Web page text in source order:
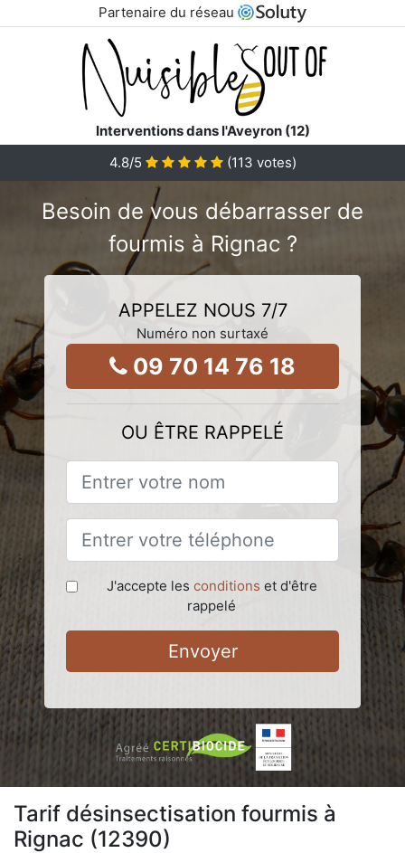
Partenaire du réseau
Interventions dans l'Aveyron (12)
4.8/5 (113 votes)
Besoin de vous débarrasser de
fourmis à Rignac ?
APPELEZ NOUS 7/7
Numéro non surtaxé
09 70 14 76 18
OU ÊTRE RAPPELÉ
J'accepte les conditions et d'être
rappelé
Envoyer
Tarif désinsectisation fourmis à
Rignac (12390)